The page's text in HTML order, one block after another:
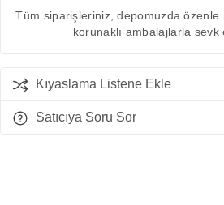
Tüm siparişleriniz, depomuzda özenle
korunaklı ambalajlarla sevk
Kıyaslama Listene Ekle
Satıcıya Soru Sor